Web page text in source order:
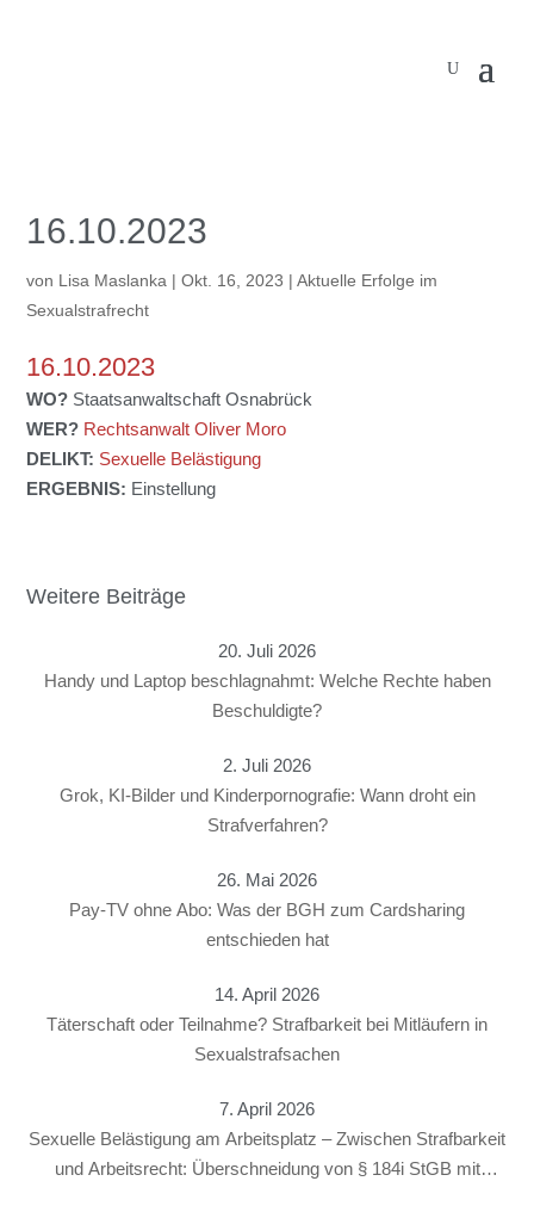
16.10.2023
von Lisa Maslanka |Okt. 16, 2023 |Aktuelle Erfolge im
Sexualstrafrecht
16.10.2023
WO? Staatsanwaltschaft Osnabrück
WER? Rechtsanwalt Oliver Moro
DELIKT: Sexuelle Belästigung
ERGEBNIS: Einstellung
Weitere Beiträge
20. Juli 2026
Handy und Laptop beschlagnahmt: Welche Rechte haben
Beschuldigte?
2. Juli 2026
Grok, KI-Bilder und Kinderpornografie: Wann droht ein
Strafverfahren?
26. Mai 2026
Pay-TV ohne Abo: Was der BGH zum Cardsharing
entschieden hat
14. April 2026
Täterschaft oder Teilnahme? Strafbarkeit bei Mitläufern in
Sexualstrafsachen
7. April 2026
Sexuelle Belästigung am Arbeitsplatz – Zwischen Strafbarkeit
und Arbeitsrecht: Überschneidung von § 184i StGB mit